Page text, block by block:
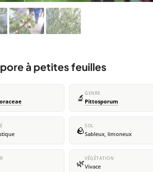
à petites feuilles
🔬 GENRE
Pittosporum
🪨SOL
Sableux, limoneux
🌿VÉGÉTATION
Vivace